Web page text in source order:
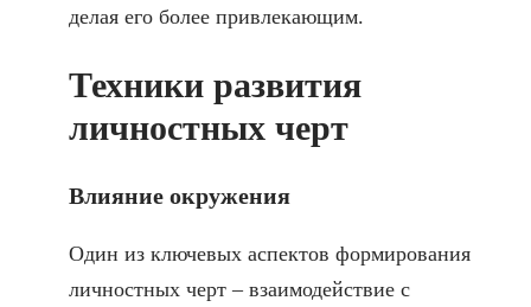
делая его более привлекающим.
Техники развития
личностных черт
Влияние окружения
Один из ключевых аспектов формирования
личностных черт – взаимодействие с